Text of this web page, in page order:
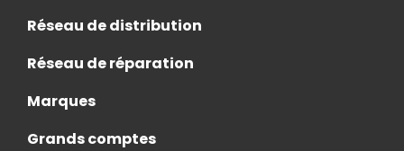
Réseau de distribution
Réseau de réparation
Marques
Grands comptes